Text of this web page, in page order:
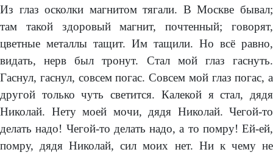
Из глаз осколки магнитом тягали. В Москве бывал;
там такой здоровый магнит, почтенный; говорят,
цветные металлы тащит. Им тащили. Но всё равно,
видать, нерв был тронут. Стал мой глаз гаснуть.
Гаснул, гаснул, совсем погас. Совсем мой глаз погас, а
другой только чуть светится. Калекой я стал, дядя
Николай. Нету моей мочи, дядя Николай. Чегой-то
делать надо! Чегой-то делать надо, а то помру! Ей-ей,
помру, дядя Николай, сил моих нет. Ни к чему не